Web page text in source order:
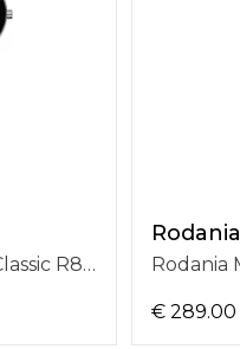
Rodania Mystery Classic R85001
Rodania
€ 289.00